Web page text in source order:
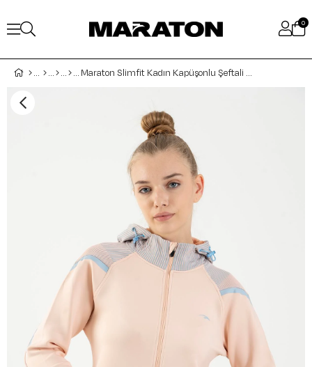
0
Maraton Slimfit Kadın Kapüşonlu Şeftali Tracktop